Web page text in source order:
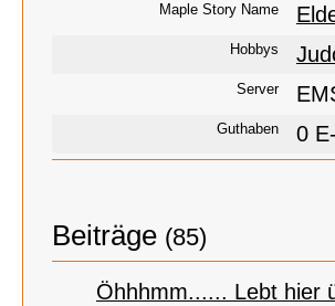
Maple Story Name
Hobbys
Server
Guthaben 0
Beiträge (85)
Öhhhmm...... Lebt hier